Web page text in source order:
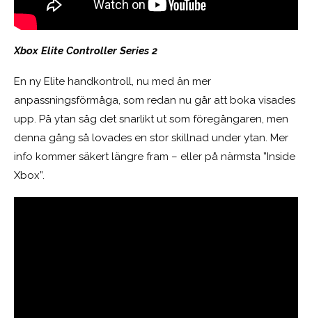
Xbox Elite Controller Series 2
En ny Elite handkontroll, nu med än mer
anpassningsförmåga, som redan nu går att boka visades
upp. På ytan såg det snarlikt ut som föregångaren, men
denna gång så lovades en stor skillnad under ytan. Mer
info kommer säkert längre fram – eller på närmsta ”Inside
Xbox”.